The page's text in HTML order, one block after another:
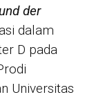
der
dalam
D pada
Universitas